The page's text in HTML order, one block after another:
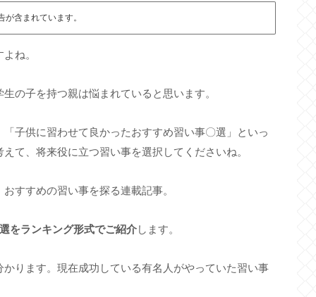
が含まれています。
ね。
の子を持つ親は悩まれていると思います。
子供に習わせて良かったおすすめ習い事〇選」といっ
て、将来役に立つ習い事を選択してくださいね。
すすめの習い事を探る連載記事。
をランキング形式でご紹介します。
ります。現在成功している有名人がやっていた習い事